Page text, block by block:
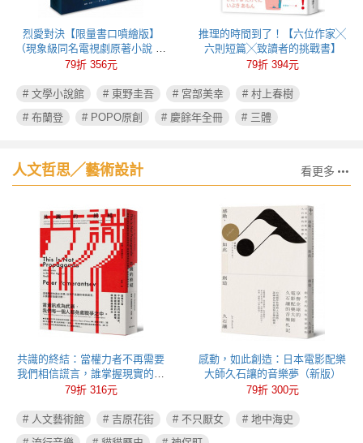
烈愛對決【限量書口噴繪版】
（現象級同名電視劇原著小說 全
球冰球羅曼史狂潮代表作）
79折 356元
推理的時間到了！【六位作家╳
六則短篇╳致讀者的挑戰書】
79折 394元
# 文學小說館 # 東野圭吾 # 宮部美幸
# 村上春樹
# 布蘭登
# POPO原創 # 慶餘年全冊 # 三體
人文哲思╱藝術設計 看更多
共識的終結：當權力者不再需要
我們相信謊言，誰掌握現實的定
義權，誰就能操控政治
79折 316元
感動，如此創造：日本電影配樂
大師久石讓的音樂夢（新版）
79折 300元
# 人文藝術館 # 吉原花街 # 不只厭女
# 地中海史